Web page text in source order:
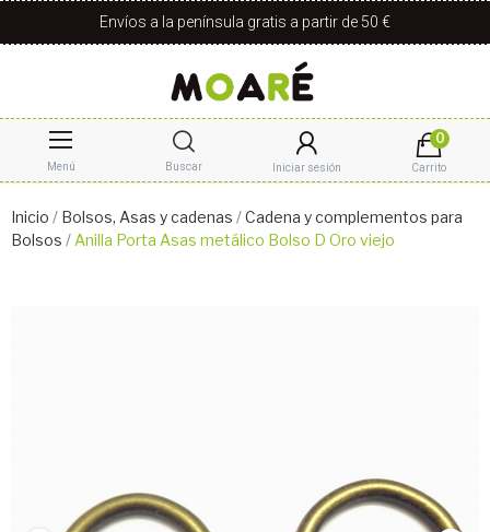
Envíos a la península gratis a partir de 50 €
Menú Buscar Iniciar sesión
0
Carrito
Inicio Bolsos, Asas y cadenas
Cadena y complementos para
Bolsos
Anilla Porta Asas metálico Bolso D Oro viejo